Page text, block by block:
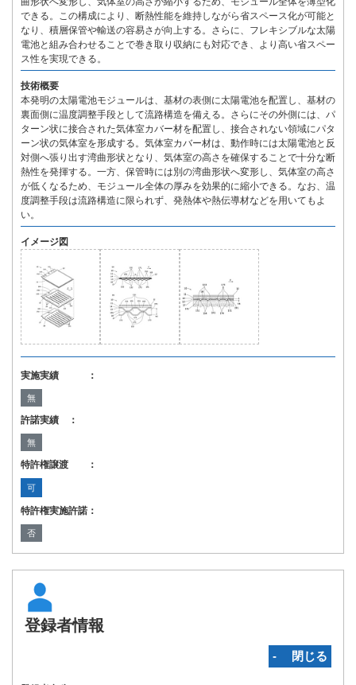
できる。この構成により、断熱性能を維持しながら省スペース化が可能と
なり、積層保管や輸送の容易さが向上する。さらに、フレキシブルな太陽
電池と組み合わせることで巻き取り収納にも対応でき、より高い省スペー
ス性を実現できる。
技術概要
本発明の太陽電池モジュールは、基材の表側に太陽電池を配置し、基材の
裏面側に温度調整手段として流路構造を備える。さらにその外側には、パ
ターン状に接合された気体室カバー材を配置し、接合されない領域にパタ
ーン状の気体室を形成する。気体室カバー材は、動作時には太陽電池と反
対側へ張り出す湾曲形状となり、気体室の高さを確保することで十分な断
熱性を発揮する。一方、保管時には別の湾曲形状へ変形し、気体室の高さ
が低くなるため、モジュール全体の厚みを効果的に縮小できる。なお、温
度調整手段は流路構造に限られず、発熱体や熱伝導材などを用いてもよ
い。
イメージ図
実施実績 ：
無
許諾実績 ：
無
特許権譲渡 ：
可
特許権実施許諾：
否
登録者情報
‐ 閉じる